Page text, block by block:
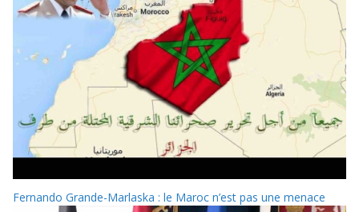
Fernando Grande-Marlaska : le Maroc n’est pas une menace